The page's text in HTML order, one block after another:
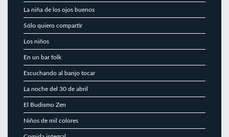
La niña de los ojos buenos
Sólo quiero compartir
Los niños
En un bar folk
Escuchando al banjo tocar
La noche del 30 de abril
El Budismo Zen
Niños de mil colores